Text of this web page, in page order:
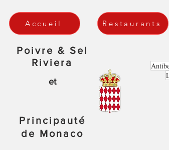
Accueil Restaurants
Poivre & Sel
Riviera
et
Principauté
de Monaco